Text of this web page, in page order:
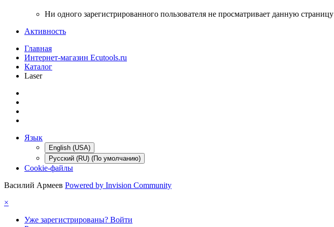
Ни одного зарегистрированного пользователя не просматривает данную страницу
Активность
Главная
Интернет-магазин Ecutools.ru
Каталог
Laser
Язык
English (USA)
Русский (RU) (По умолчанию)
Cookie-файлы
Василий Армеев Powered by Invision Community
×
Уже зарегистрированы? Войти